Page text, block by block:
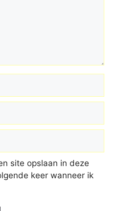
site opslaan in deze
keer wanneer ik